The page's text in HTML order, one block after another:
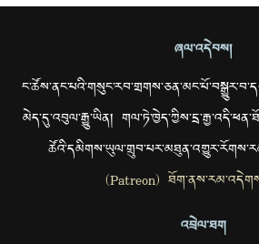
ཞལ་འདེབས།
མེད་དུ་འབུལ་རྒྱུ་ཡིན།
(Patreon)
འབྲེལ་ཐག